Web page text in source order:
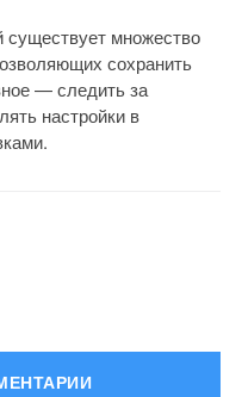
существует множество
сохранить
— следить за
настройки в